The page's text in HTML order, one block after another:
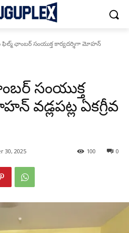
ఫిల్మ్ ఛాంబర్ సంయుక్త కార్యదర్శిగా మోహన్
సంయుక్త
వడ్లపట్ల ఏకగ్రీవ
30, 2025 0
100